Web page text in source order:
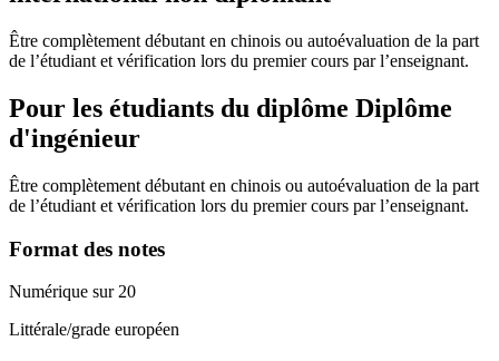
Être complètement débutant en chinois ou autoévaluation de la part
de l’étudiant et vérification lors du premier cours par l’enseignant.
Pour les étudiants du diplôme Diplôme
d'ingénieur
Être complètement débutant en chinois ou autoévaluation de la part
de l’étudiant et vérification lors du premier cours par l’enseignant.
Format des notes
Numérique sur 20
Littérale/grade européen